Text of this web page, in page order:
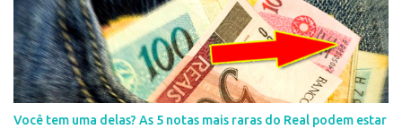
Você tem uma delas? As 5 notas mais raras do Real podem estar